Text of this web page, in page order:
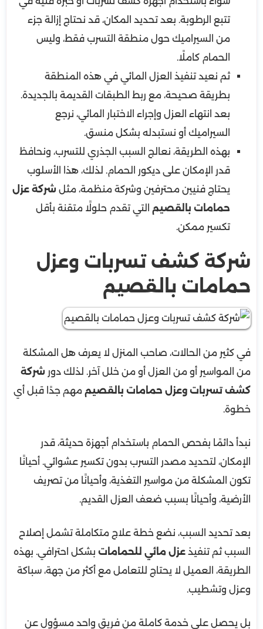
تتبع الرطوبة. بعد تحديد المكان، قد نحتاج إزالة جزء
من السيراميك حول منطقة التسرب فقط، وليس
الحمام كاملًا.
ثم نعيد تنفيذ العزل المائي في هذه المنطقة
بطريقة صحيحة، مع ربط الطبقات القديمة بالجديدة.
بعد انتهاء العزل وإجراء الاختبار المائي، نرجع
السيراميك أو نستبدله بشكل منسق.
بهذه الطريقة، نعالج السبب الجذري للتسرب، ونحافظ
قدر الإمكان على ديكور الحمام. لذلك، هذا الأسلوب
يحتاج فنيين محترفين وشركة منظمة، مثل شركة عزل
حمامات بالقصيم التي تقدم حلولًا متقنة بأقل
تكسير ممكن.
شركة كشف تسربات وعزل
حمامات بالقصيم
في كثير من الحالات، صاحب المنزل لا يعرف هل المشكلة
من المواسير أو من العزل أو من خلل آخر. لذلك دور شركة
كشف تسربات وعزل حمامات بالقصيم مهم جدًا قبل أي
خطوة.
نبدأ دائمًا بفحص الحمام باستخدام أجهزة حديثة، قدر
الإمكان، لتحديد مصدر التسرب بدون تكسير عشوائي. أحيانًا
تكون المشكلة من مواسير التغذية، وأحيانًا من تصريف
الأرضية، وأحيانًا بسبب ضعف العزل القديم.
بعد تحديد السبب، نضع خطة علاج متكاملة تشمل إصلاح
السبب ثم تنفيذ عزل مائي للحمامات بشكل احترافي. بهذه
الطريقة، العميل لا يحتاج للتعامل مع أكثر من جهة، سباكة
وعزل وتشطيب.
بل يحصل على خدمة كاملة من فريق واحد مسؤول عن